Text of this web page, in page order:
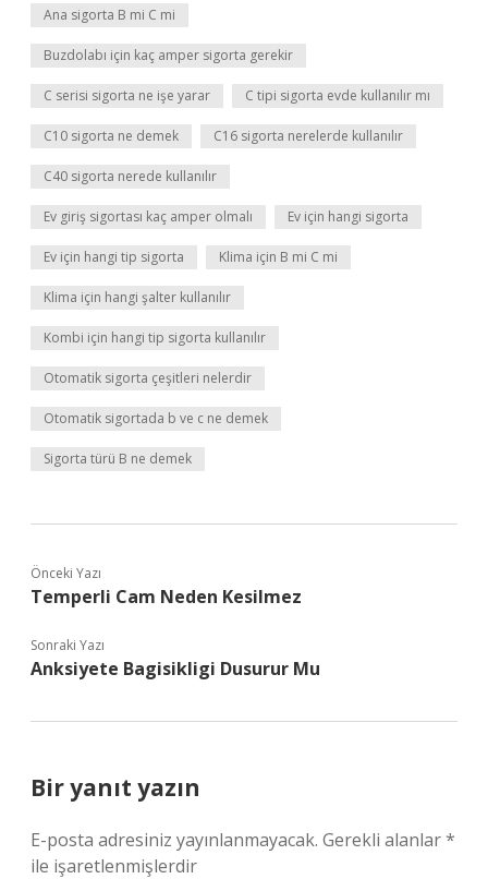
Ana sigorta B mi C mi
Buzdolabı için kaç amper sigorta gerekir
C serisi sigorta ne işe yarar C tipi sigorta evde kullanılır mı
C10 sigorta ne demek C16 sigorta nerelerde kullanılır
C40 sigorta nerede kullanılır
Ev giriş sigortası kaç amper olmalı Ev için hangi sigorta
Ev için hangi tip sigorta Klima için B mi C mi
Klima için hangi şalter kullanılır
Kombi için hangi tip sigorta kullanılır
Otomatik sigorta çeşitleri nelerdir
Otomatik sigortada b ve c ne demek
Sigorta türü B ne demek
Önceki Yazı
Temperli Cam Neden Kesilmez
Sonraki Yazı
Anksiyete Bagisikligi Dusurur Mu
Bir yanıt yazın
E-posta adresiniz yayınlanmayacak. Gerekli alanlar*
ile işaretlenmişlerdir